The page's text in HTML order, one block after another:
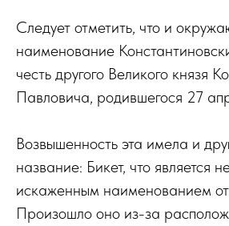
Следует отметить, что и
наименование
честь другого Великого князя
Павловича, родившегося 27
Возвышенность эта имела и
название: Бикет, что является
искаженным наименованием от
Произошло оно из-за